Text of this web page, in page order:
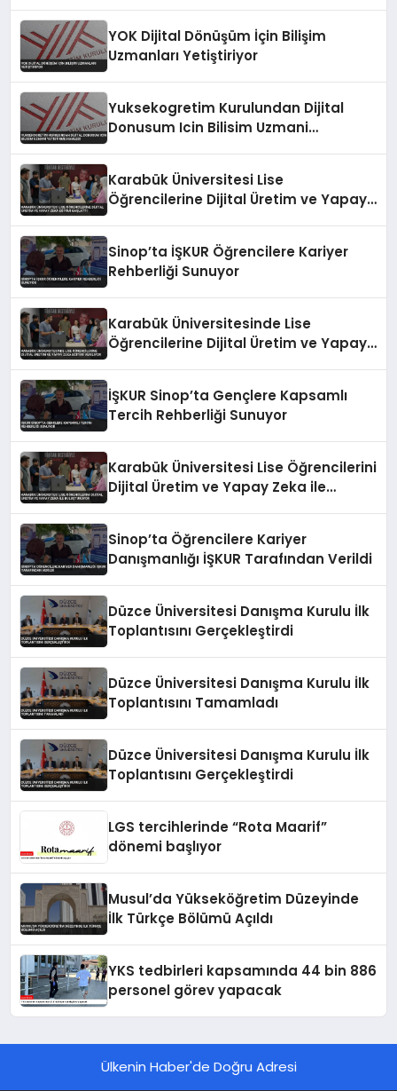
YOK Dijital Dönüşüm İçin Bilişim
Uzmanları Yetiştiriyor
Yuksekogretim Kurulundan Dijital
Donusum Icin Bilisim Uzmani
Karabük Üniversitesi Lise
Öğrencilerine Dijital Üretim ve Yapay
Sinop’ta İŞKUR Öğrencilere Kariyer
Rehberliği Sunuyor
Karabük Üniversitesinde Lise
Öğrencilerine Dijital Üretim ve Yapay
İŞKUR Sinop’ta Gençlere Kapsamlı
Tercih Rehberliği Sunuyor
Karabük Üniversitesi Lise Öğrencilerini
Dijital Üretim ve Yapay Zeka ile
Sinop’ta Öğrencilere Kariyer
Danışmanlığı İŞKUR Tarafından Verildi
Düzce Üniversitesi Danışma Kurulu İlk
Toplantısını Gerçekleştirdi
Düzce Üniversitesi Danışma Kurulu İlk
Toplantısını Tamamladı
Düzce Üniversitesi Danışma Kurulu İlk
Toplantısını Gerçekleştirdi
LGS tercihlerinde “Rota Maarif”
dönemi başlıyor
Musul’da Yükseköğretim Düzeyinde
İlk Türkçe Bölümü Açıldı
YKS tedbirleri kapsamında 44 bin 886
personel görev yapacak
Ülkenin Haber'de Doğru Adresi